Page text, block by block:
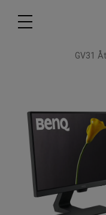
GV31